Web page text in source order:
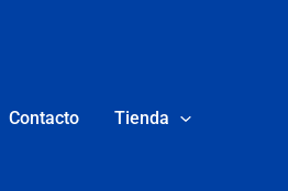
Contacto Tienda